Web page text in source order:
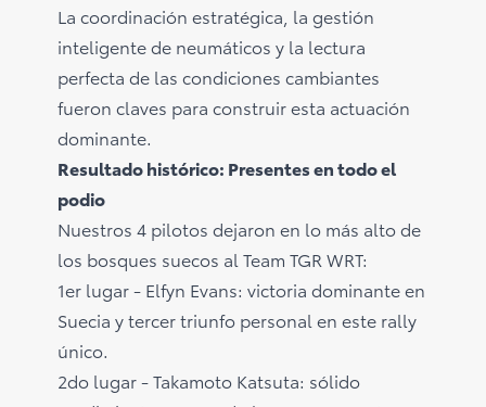
La coordinación estratégica, la gestión
inteligente de neumáticos y la lectura
perfecta de las condiciones cambiantes
fueron claves para construir esta actuación
dominante.
Resultado histórico: Presentes en todo el
podio
Nuestros 4 pilotos dejaron en lo más alto de
los bosques suecos al Team TGR WRT:
1er lugar - Elfyn Evans: victoria dominante en
Suecia y tercer triunfo personal en este rally
único.
2do lugar - Takamoto Katsuta: sólido